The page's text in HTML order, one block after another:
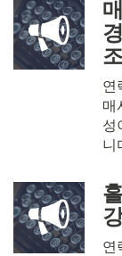
연
매
성
니
연